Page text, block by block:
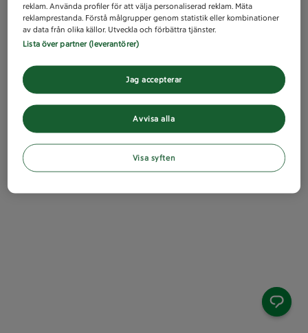
reklam. Använda profiler för att välja personaliserad reklam. Mäta
reklamprestanda. Förstå målgrupper genom statistik eller kombinationer
av data från olika källor. Utveckla och förbättra tjänster.
Lista över partner (leverantörer)
Avvisa alla
Jag accepterar
Visa syften